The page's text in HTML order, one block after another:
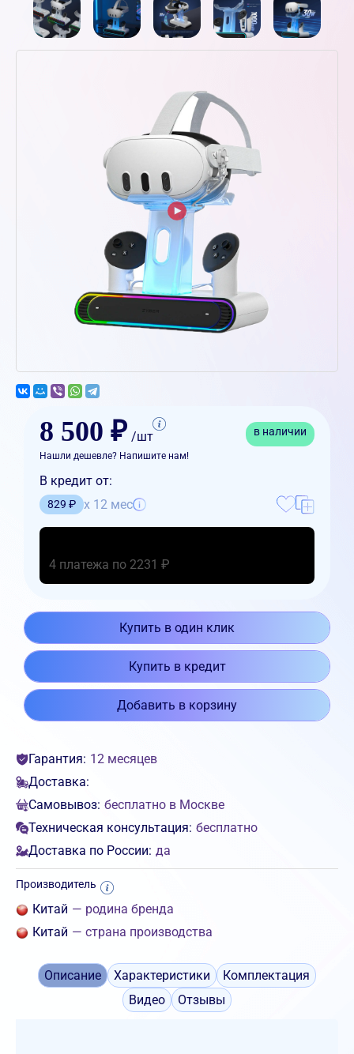
8 500 ₽ /шт в наличии
Нашли дешевле? Напишите нам!
В кредит от:
829 ₽ x 12 мес
4 платежа по 2231 ₽
Купить в один клик
Купить в кредит
Добавить в корзину
Гарантия: 12 месяцев
Доставка:
Самовывоз: бесплатно в Москве
Техническая консультация: бесплатно
Доставка по России: да
Производитель
Китай — родина бренда
Китай — страна производства
Описание Характеристики
Комплектация
Видео
Отзывы